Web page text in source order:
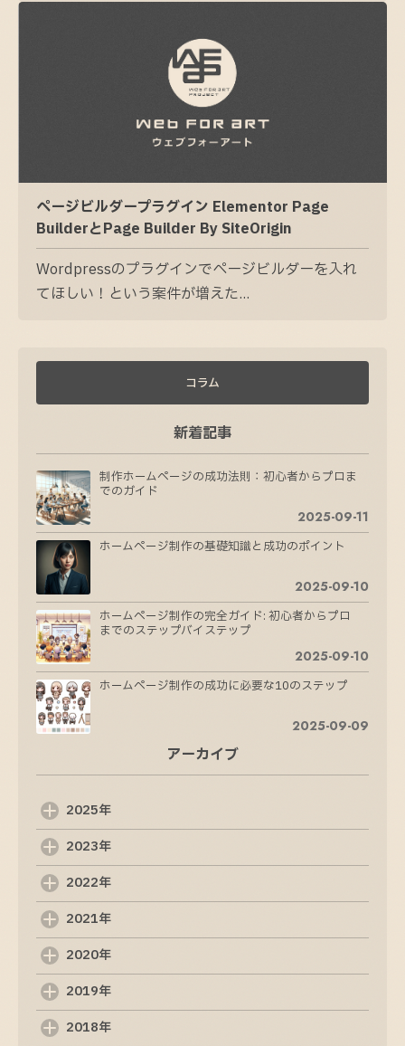
ページビルダープラグイン Elementor Page
BuilderとPage Builder By SiteOrigin
Wordpressのプラグインでページビルダーを入れ
てほしい！という案件が増えた...
コラム
新着記事
制作ホームページの成功法則：初心者からプロま
でのガイド
2025-09-11
ホームページ制作の基礎知識と成功のポイント
2025-09-10
ホームページ制作の完全ガイド: 初心者からプロ
までのステップバイステップ
2025-09-10
ホームページ制作の成功に必要な10のステップ
2025-09-09
ホームページ制作の成功法則：魅力的なサイトを
作るためのステップ
Web制作会社の選び方: 成功するためのポイント
2025-09-07
ント
2025-09-06
ホームページ制作の基本を理解するためのガイド
制作ホームページの重要性と基本知識
アーカイブ
2025年
2023年
2022年
2021年
2020年
2019年
2018年